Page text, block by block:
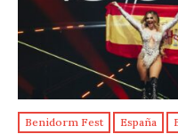
Benidorm Fest España